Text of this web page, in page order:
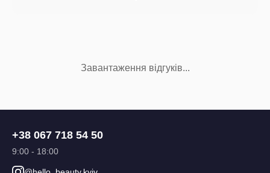
Завантаження відгуків...
+38 067 718 54 50
9:00 - 18:00